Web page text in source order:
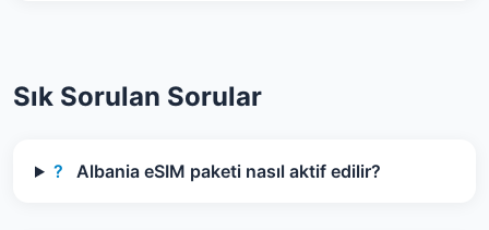
Sık Sorulan Sorular
? Albania eSIM paketi nasıl aktif edilir?